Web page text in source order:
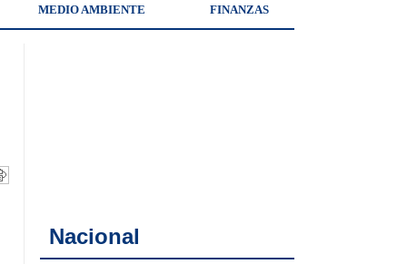
MEDIO AMBIENTE FINANZAS
Nacional